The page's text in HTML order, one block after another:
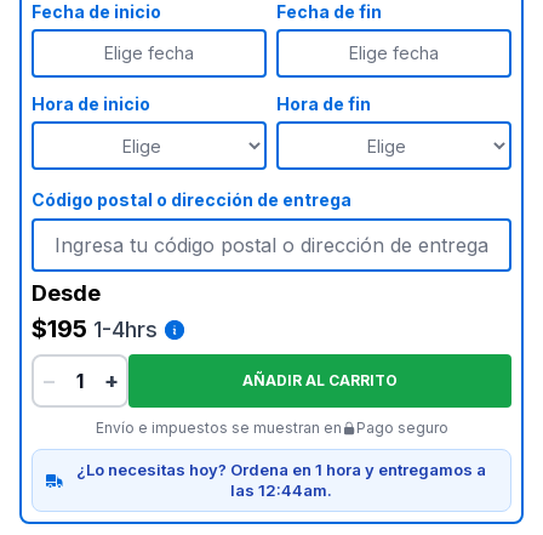
Fecha de inicio
Elige fecha
Fecha de fin
Elige fecha
Hora de inicio Hora de fin
Código postal o dirección de entrega
Desde
$195 1-4hrs
−
+ AÑADIR AL CARRITO
Envío e impuestos se muestran en Pago seguro
¿Lo necesitas hoy? Ordena en 1 hora y entregamos a
las 12:44am.